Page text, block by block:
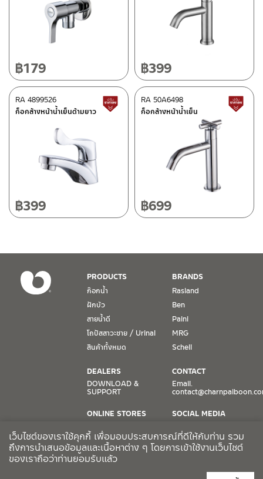
ศูนย์บริการและอะไหล่ กรุงเทพฯ
662/61-62 ถนน พระราม3 แขวงบางโพงพาง เขตยานนาวา กรุงเทพฯ
โทร: 02-358-0080 / 080-075-8668 / 091-545-0556
ศูนย์บริการและอะไหล่ เชียงใหม่
118/33 โครงการอรสิริน ม.8 ต.สันปูเลย อ.ดอยสะเก็ด เชียงใหม่
โทร: 080-075-2626
วันจันทร์ – วันศุกร์ เวลา 8:30-17:30 น.
วันเสาร์ เวลา 8:30-15:00 น.
1. การรับประกัน จะต้องมีหลักฐานการซื้อ หรือ ใบเสร็จ โดยทางบริษัทฯ
ขอตรวจสอบโดยนับวันซื้อขายเป็นสำคัญ ทางบริษัทฯ ไม่สามารถให้
เงื่อนไขการรับประกันสินค้าได้ หากไม่มีเอกสารดังกล่าว
2. การรับประกันสินค้า จะรับประกันฉพาะสินค้าที่อยู่ในสภาพการใช้งาน
ปกติ หากมีตำหนิ ชำรุด ร้าว ตกพื้น หรือสภาพภายนอกอยู่ในสภาพที่ใช้
3. การรับประกันสินค้า จะรับประกันเฉพาะชิ้นส่วนที่แจ้ง เช่น ก๊อกน้ำ จะ
รับประกันเฉพาะวาล์วก๊อกน้ำไม่รั่วซึม ดังนั้นการรับประกันจะเป็นการ
เปลี่ยนเฉพาะชิ้นส่วนที่รับประกันนั้นๆ
4. ในกรณีที่ทางบริษัทฯ ต้องชดเชยสินค้าชิ้นใหม่ให้ลูกค้า ทางบริษัทฯ จะ
ไม่ได้จัดหาช่างในการติดตั้งใหม่ หรือจัดหาช่างในการรื้อถอนสินค้าที่เสีย
หายให้กับลูกค้า หากมีวัสดุอุปกรณ์ที่เกี่ยวเนื่องกับสินค้าของบริษัทฯ ที่มี
ผลกระทบกับการติดตั้งใหม่ หรือเกิดจากการรื้อถอนสินค้าที่เสียหาย ทา
ติดต่อพนักงานขาย / Contact Sales Staff
โทร: 02-285-5795
@charnpaiboon.sales
ติดต่อ ชาญไพบูลย์ / Contact Us
฿179 ฿399
ก็อกล้างหน้าน้ำเย็นด้ามยาว
RA 4899526 สินค้าปรับราคาลดลง
฿399
ก็อกล้างหน้าน้ำเย็น
RA 50A6498
฿699
PRODUCTS
ก๊อกน้ำ
ฝักบัว
สายน้ำดี
โถปัสสาวะชาย / Urinal
สินค้าทั้งหมด
BRANDS
Rasland
Ben
Paini
MRG
Schell
DEALERS
DOWNLOAD &
SUPPORT
ONLINE STORES
Shopee
CONTACT
Email.
SOCIAL MEDIA
Facebook
เว็บไซต์ของเราใช้คุกกี้ เพื่อมอบประสบการณ์ที่ดีให้กับท่าน รวม
ถึงการนำเสนอข้อมูลและเนื้อหาต่าง ๆ โดยการเข้าใช้งานเว็บไซต์
ของเราถือว่าท่านยอมรับแล้ว